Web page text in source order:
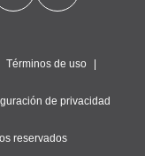
Términos de uso
de privacidad
reservados